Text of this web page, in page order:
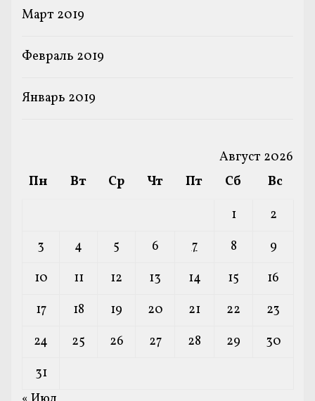
Март 2019
Февраль 2019
Январь 2019
Август 2026
Пн
Вт Ср Чт Пт Сб
Вс
1
2
3
4 5 6 7 8
9
10
11 12 13 14 15
16
17
18 19 20 21 22
23
24
25 26 27 28 29
30
31